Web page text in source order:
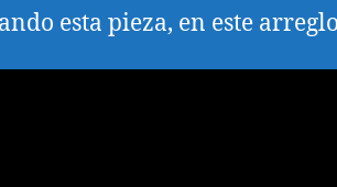
esta pieza, en este